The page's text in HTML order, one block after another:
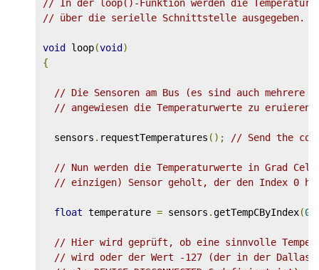
// In der loop()-Funktion werden die
// über die serielle Schnittstelle ausgegeben.
void loop(void )
{
// Die Sensoren am Bus (es sind auch mehrere
// angewiesen die Temperaturwerte zu eruieren
sensors . requestTemperatures (); // Send the
// Nun werden die Temperaturwerte in Grad
// einzigen) Sensor geholt, der den Index 0
float temperature = sensors .getTempCByIndex(0
// Hier wird geprüft, ob eine sinnvolle
// wird oder der Wert -127 (der in der